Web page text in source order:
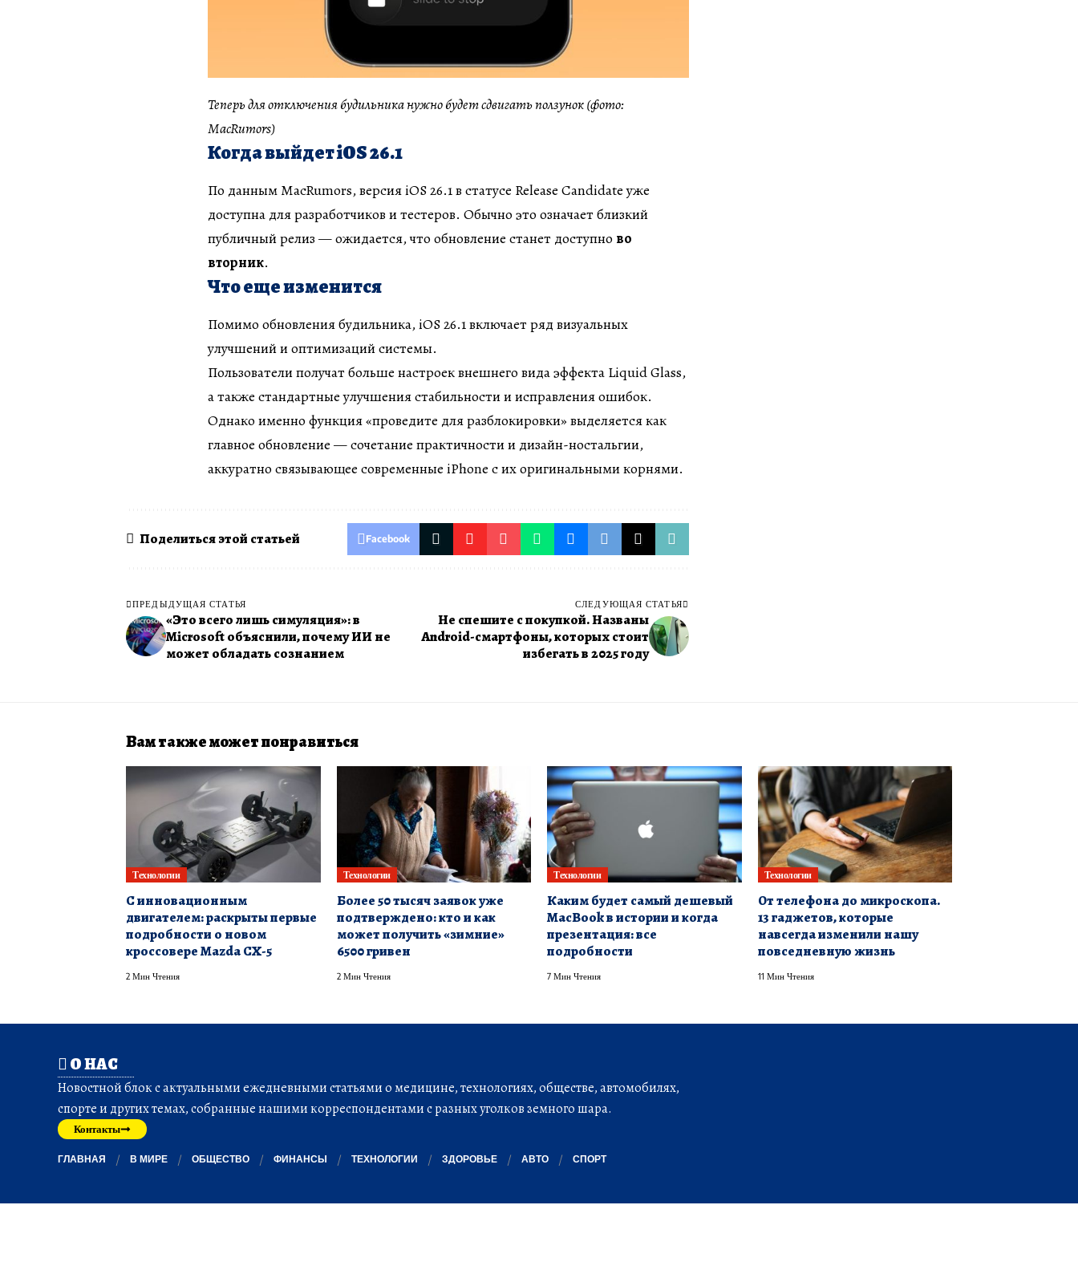
Теперь для отключения будильника нужно будет сдвигать ползунок (фото:
MacRumors)
Когда выйдет iOS 26.1
По данным MacRumors, версия iOS 26.1 в статусе Release Candidate уже
доступна для разработчиков и тестеров. Обычно это означает близкий
публичный релиз — ожидается, что обновление станет доступно во
вторник.
Что еще изменится
Помимо обновления будильника, iOS 26.1 включает ряд визуальных
улучшений и оптимизаций системы.
Пользователи получат больше настроек внешнего вида эффекта Liquid Glass,
а также стандартные улучшения стабильности и исправления ошибок.
Однако именно функция «проведите для разблокировки» выделяется как
главное обновление — сочетание практичности и дизайн-ностальгии,
аккуратно связывающее современные iPhone с их оригинальными корнями.
Поделиться этой статьей Facebook
ПРЕДЫДУЩАЯ СТАТЬЯ
«Это всего лишь симуляция»: в
Microsoft объяснили, почему ИИ не
может обладать сознанием
СЛЕДУЮЩАЯ СТАТЬЯ
Не спешите с покупкой. Названы
Android-смартфоны, которых стоит
избегать в 2025 году
Вам также может понравиться
Технологии
С инновационным
двигателем: раскрыты первые
подробности о новом
кроссовере Mazda CX-5
2 Мин Чтения
Технологии
Более 50 тысяч заявок уже
подтверждено: кто и как
может получить «зимние»
6500 гривен
2 Мин Чтения
Технологии
Каким будет самый дешевый
MacBook в истории и когда
презентация: все
подробности
7 Мин Чтения
Технологии
От телефона до микроскопа.
13 гаджетов, которые
навсегда изменили нашу
повседневную жизнь
11 Мин Чтения
О НАС
Новостной блок с актуальными ежедневными статьями о медицине, технологиях, обществе, автомобилях,
спорте и других темах, собранные нашими корреспондентами с разных уголков земного шара.
Контакты
ГЛАВНАЯ В МИРЕ ОБЩЕСТВО ФИНАНСЫ ТЕХНОЛОГИИ ЗДОРОВЬЕ АВТО СПОРТ